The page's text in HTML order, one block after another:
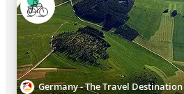
Germany - The Travel Destination